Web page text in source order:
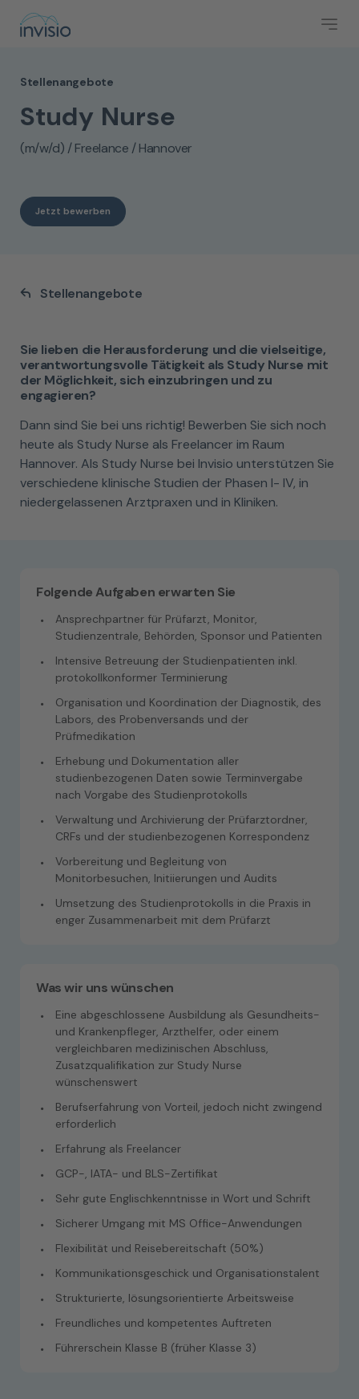
Stellenangebote
Study Nurse
(m/w/d) / Freelance / Hannover
Jetzt bewerben
Stellenangebote
Sie lieben die Herausforderung und die vielseitige,
verantwortungsvolle Tätigkeit als Study Nurse mit
der Möglichkeit, sich einzubringen und zu
engagieren?
Dann sind Sie bei uns richtig! Bewerben Sie sich noch
heute als Study Nurse als Freelancer im Raum
Hannover. Als Study Nurse bei Invisio unterstützen Sie
verschiedene klinische Studien der Phasen I- IV, in
niedergelassenen Arztpraxen und in Kliniken.
Folgende Aufgaben erwarten Sie
Ansprechpartner für Prüfarzt, Monitor,
Studienzentrale, Behörden, Sponsor und Patienten
Intensive Betreuung der Studienpatienten inkl.
protokollkonformer Terminierung
Organisation und Koordination der Diagnostik, des
Labors, des Probenversands und der
Prüfmedikation
Erhebung und Dokumentation aller
studienbezogenen Daten sowie Terminvergabe
nach Vorgabe des Studienprotokolls
Verwaltung und Archivierung der Prüfarztordner,
CRFs und der studienbezogenen Korrespondenz
Vorbereitung und Begleitung von
Monitorbesuchen, Initiierungen und Audits
Umsetzung des Studienprotokolls in die Praxis in
enger Zusammenarbeit mit dem Prüfarzt
Was wir uns wünschen
Eine abgeschlossene Ausbildung als Gesundheits-
und Krankenpfleger, Arzthelfer, oder einem
vergleichbaren medizinischen Abschluss,
Zusatzqualifikation zur Study Nurse
wünschenswert
Berufserfahrung von Vorteil, jedoch nicht zwingend
erforderlich
Erfahrung als Freelancer
GCP-, IATA- und BLS-Zertifikat
Sehr gute Englischkenntnisse in Wort und Schrift
Sicherer Umgang mit MS Office-Anwendungen
Flexibilität und Reisebereitschaft (50%)
Kommunikationsgeschick und Organisationstalent
Strukturierte, lösungsorientierte Arbeitsweise
Freundliches und kompetentes Auftreten
Führerschein Klasse B (früher Klasse 3)